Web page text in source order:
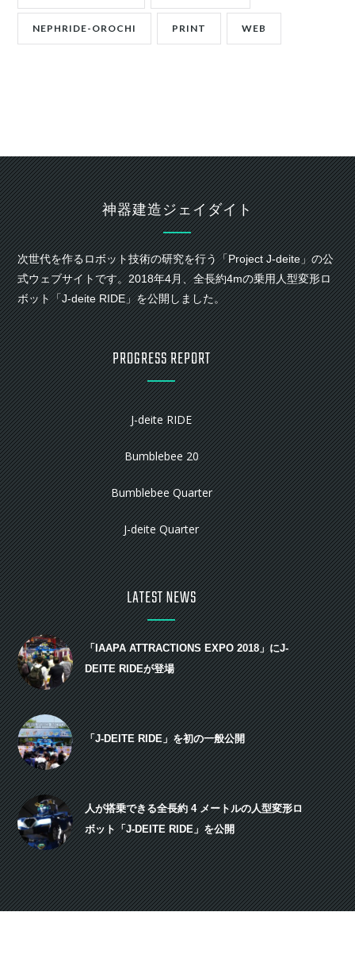
NEPHRIDE-OROCHI PRINT WEB
神器建造ジェイダイト
次世代を作るロボット技術の研究を行う「Project J-deite」の公
式ウェブサイトです。2018年4月、全長約4mの乗用人型変形ロ
ボット「J-deite RIDE」を公開しました。
PROGRESS REPORT
J-deite RIDE
Bumblebee 20
Bumblebee Quarter
J-deite Quarter
LATEST NEWS
「IAAPA ATTRACTIONS EXPO 2018」にJ-
DEITE RIDEが登場
「J-DEITE RIDE」を初の一般公開
人が搭乗できる全長約 4 メートルの人型変形ロ
ボット「J-DEITE RIDE」を公開